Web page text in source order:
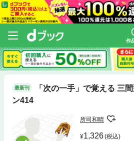
作
最新刊
「次の一手」で覚える 三
ン414
所司和晴
1,326(税込)